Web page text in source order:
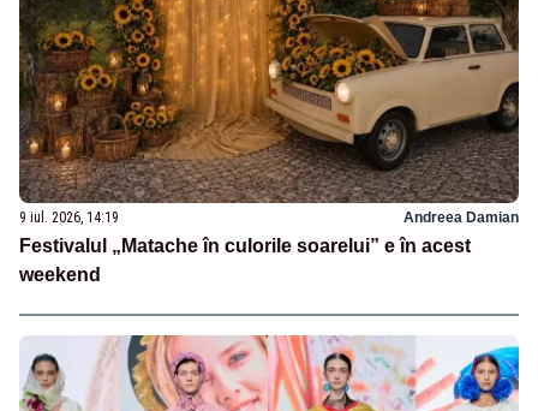
9 iul. 2026, 14:19 Andreea Damian
Festivalul „Matache în culorile soarelui” e în acest
weekend